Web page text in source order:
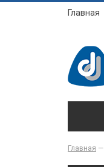
Главная
Главная —